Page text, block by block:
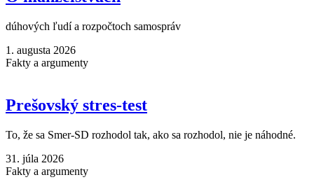
dúhových ľudí a rozpočtoch samospráv
1. augusta 2026
Fakty a argumenty
Prešovský stres-test
To, že sa Smer-SD rozhodol tak, ako sa rozhodol, nie je náhodné.
31. júla 2026
Fakty a argumenty